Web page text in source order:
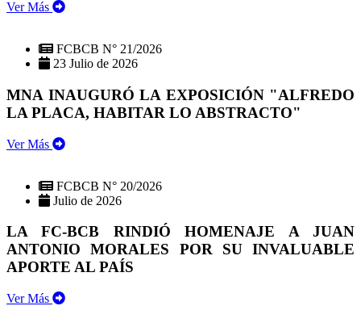
Ver Más
FCBCB N° 21/2026
23 Julio de 2026
MNA INAUGURÓ LA EXPOSICIÓN "ALFREDO
LA PLACA, HABITAR LO ABSTRACTO"
Ver Más
FCBCB N° 20/2026
Julio de 2026
LA FC-BCB RINDIÓ HOMENAJE A JUAN
ANTONIO MORALES POR SU INVALUABLE
APORTE AL PAÍS
Ver Más